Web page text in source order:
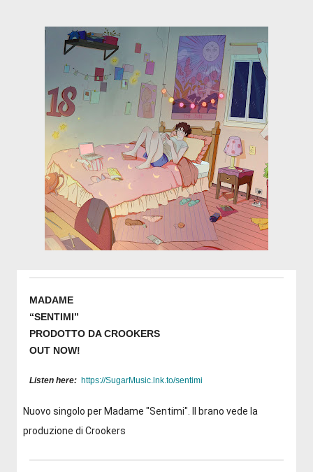
MADAME
“SENTIMI”
PRODOTTO DA CROOKERS
OUT NOW!
Listen here: https://SugarMusic.lnk.to/sentimi
Nuovo singolo per Madame "Sentimi". Il brano vede la
produzione di Crookers